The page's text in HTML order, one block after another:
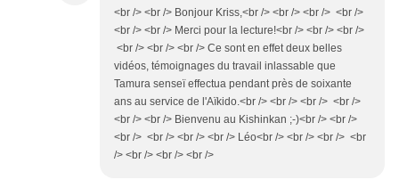
<br /> <br /> Bonjour Kriss,<br /> <br /> <br /> <br />
<br /> <br /> Merci pour la lecture!<br /> <br /> <br />
<br /> <br /> <br /> Ce sont en effet deux belles
vidéos, témoignages du travail inlassable que
Tamura senseï effectua pendant près de soixante
ans au service de l'Aïkido.<br /> <br /> <br /> <br />
<br /> <br /> Bienvenu au Kishinkan ;-)<br /> <br />
<br /> <br /> <br /> <br /> Léo<br /> <br /> <br /> <br
/> <br /> <br /> <br />